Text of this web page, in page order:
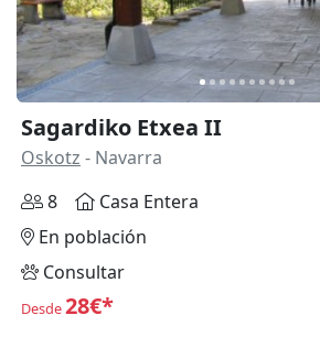
Sagardiko Etxea II
Oskotz - Navarra
8
Casa Entera
En población
Consultar
Desde28€*